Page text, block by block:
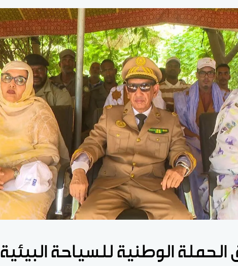
الحملة الوطنية للسياحة البيئية